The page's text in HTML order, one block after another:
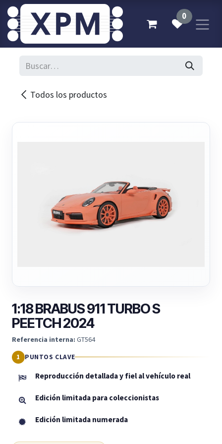
Ir al contenido
0
Todos los productos
1:18 BRABUS 911 TURBO S
PEETCH 2024
Referencia interna: GT564
PUNTOS CLAVE
Reproducción detallada y fiel al vehículo real
Edición limitada para coleccionistas
Edición limitada numerada